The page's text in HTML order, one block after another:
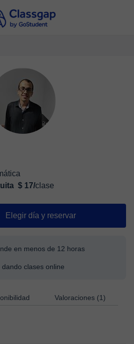
$ 17/clase
Elegir día y reservar
en menos de 12 horas
clases online
Valoraciones (1)